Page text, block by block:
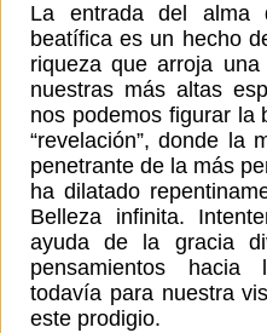
La entrada del
beatífica es un hecho
riqueza que arroja
nuestras más altas
nos podemos figurar la
“revelación”, donde la
penetrante de la más
ha dilatado
Belleza infinita.
ayuda de la gracia
pensamientos hacia
todavía para nuestra
este prodigio.